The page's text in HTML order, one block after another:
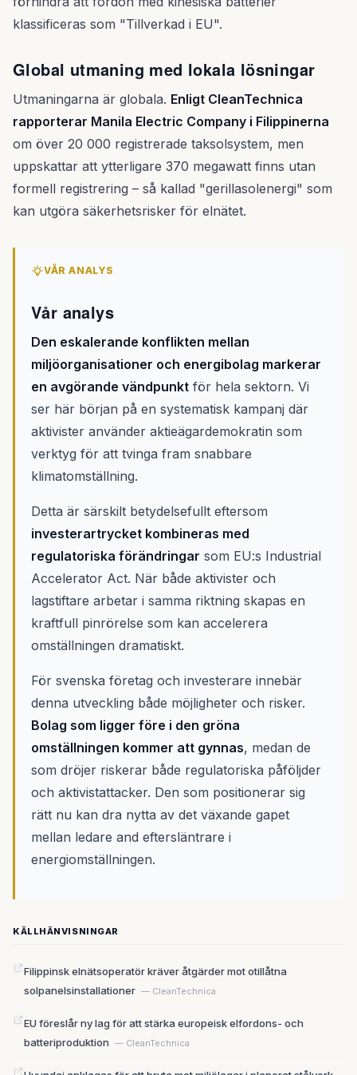
klassificeras som "Tillverkad i EU".
Global utmaning med lokala lösningar
Utmaningarna är globala. Enligt CleanTechnica
rapporterar Manila Electric Company i Filippinerna
om över 20 000 registrerade taksolsystem, men
uppskattar att ytterligare 370 megawatt finns utan
formell registrering – så kallad "gerillasolenergi" som
kan utgöra säkerhetsrisker för elnätet.
VÅR ANALYS
Vår analys
Den eskalerande konflikten mellan
miljöorganisationer och energibolag markerar
en avgörande vändpunkt för hela sektorn. Vi
ser här början på en systematisk kampanj där
aktivister använder aktieägardemokratin som
verktyg för att tvinga fram snabbare
klimatomställning.
Detta är särskilt betydelsefullt eftersom
investerartrycket kombineras med
regulatoriska förändringar som EU:s Industrial
Accelerator Act. När både aktivister och
lagstiftare arbetar i samma riktning skapas en
kraftfull pinrörelse som kan accelerera
omställningen dramatiskt.
För svenska företag och investerare innebär
denna utveckling både möjligheter och risker.
Bolag som ligger före i den gröna
omställningen kommer att gynnas, medan de
som dröjer riskerar både regulatoriska påföljder
och aktivistattacker. Den som positionerar sig
rätt nu kan dra nytta av det växande gapet
mellan ledare and eftersläntrare i
energiomställningen.
KÄLLHÄNVISNINGAR
Filippinsk elnätsoperatör kräver åtgärder mot otillåtna
solpanelsinstallationer — CleanTechnica
EU föreslår ny lag för att stärka europeisk elfordons- och
batteriproduktion — CleanTechnica